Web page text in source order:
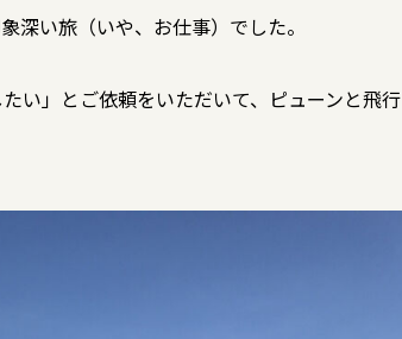
深い旅（いや、お仕事）でした。
い」とご依頼をいただいて、ピューンと飛行